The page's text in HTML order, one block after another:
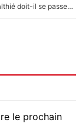
Le XV de France a trouvé son remplaçant : Fabien Galthié doit-il se passer d'Antoine Dupont ?
le prochain